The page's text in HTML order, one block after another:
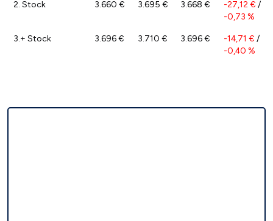
2. Stock 3.660 € 3.695 € 3.668 € -27,12 € /
-0,73 %
3.+ Stock 3.696 € 3.710 € 3.696 € -14,71 € /
-0,40 %